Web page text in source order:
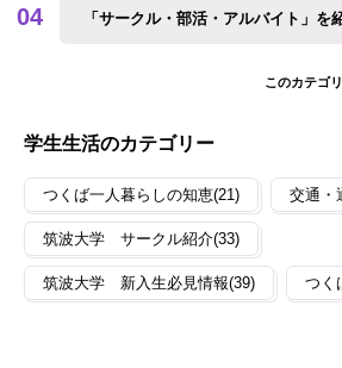
「サークル・部活・アルバイト」を
このカテゴ
学生生活のカテゴリー
つくば一人暮らしの知恵(21) 交通・
筑波大学 サークル紹介(33)
筑波大学 新入生必見情報(39) つく